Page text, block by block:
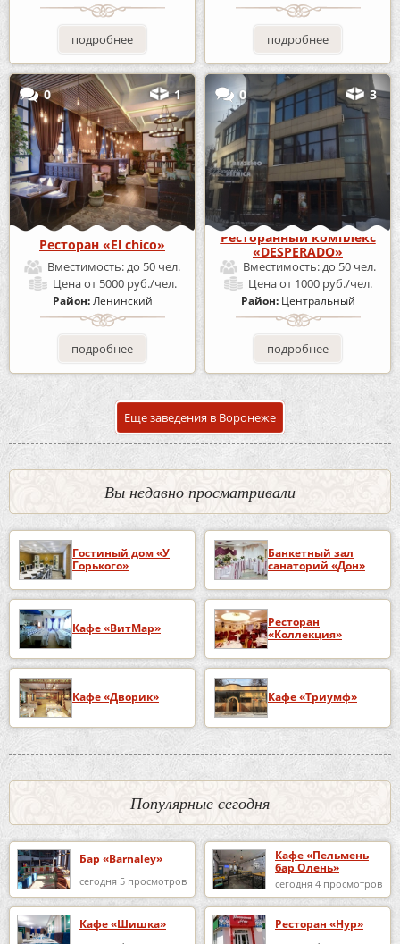
подробнее подробнее
0 1
Ресторан «El chico»
Вместимость:до 50 чел.
Ценаот 5000 руб./чел.
Район:Ленинский
подробнее
0 3
Ресторанный комплекс
«DESPERADO»
Вместимость:до 50 чел.
Ценаот 1000 руб./чел.
Район: Центральный
подробнее
Еще заведения в Воронеже
Вы недавно просматривали
Гостиный дом «У
Горького»
Банкетный зал
санаторий «Дон»
Кафе «ВитМар»
Ресторан
«Коллекция»
Кафе «Дворик» Кафе «Триумф»
Популярные сегодня
Бар «Barnaley»
сегодня 5 просмотров
Кафе «Пельмень
бар Олень»
сегодня 4 просмотров
Кафе «Шишка» Ресторан «Нур»